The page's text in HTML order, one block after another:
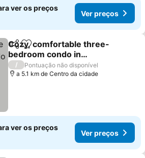
ver os preços
Ver preços
PartilharAdicionar aos favoritos
Cozy, comfortable three-
bedroom condo in
Santiago,DR
Ver preços
/
Pontuação não disponível
a 5.1 km de Centro da cidade
ver os preços
Ver preços